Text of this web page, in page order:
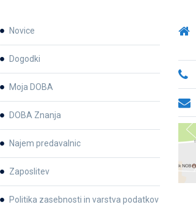
Novice
Dogodki
Moja DOBA
DOBA Znanja
Najem predavalnic
Zaposlitev
Politika zasebnosti in varstva podatkov